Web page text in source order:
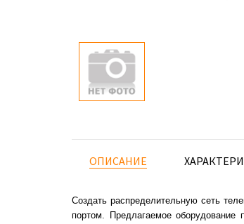
ОПИСАНИЕ
Создать распределительную сеть
портом. Предлагаемое оборудование